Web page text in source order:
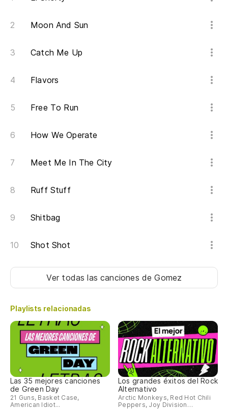
Moon And Sun
Catch Me Up
Flavors
Free To Run
How We Operate
Meet Me In The City
Ruff Stuff
Shitbag
Shot Shot
Ver todas las canciones de Gomez
Playlists relacionadas
Las 35 mejores canciones
de Green Day
21 Guns, Basket Case,
American Idiot...
Los grandes éxitos del Rock
Alternativo
Arctic Monkeys, Red Hot Chili
Peppers, Joy Division…